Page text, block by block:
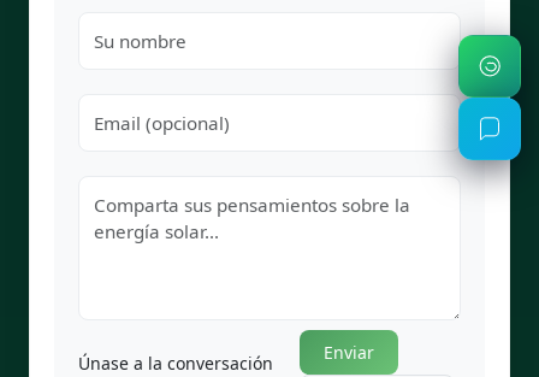
Únase a la conversación
Enviar